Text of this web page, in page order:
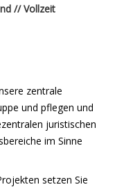
// Vollzeit
zentrale
und pflegen und
juristischen
im Sinne
setzen Sie